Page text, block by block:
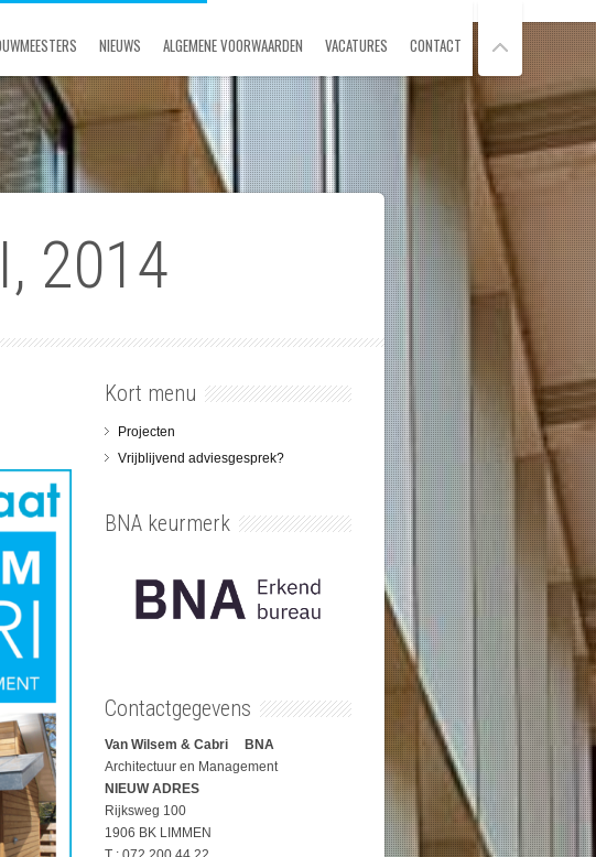
NIEUWS ALGEMENE VOORWAARDEN VACATURES CONTACT
2014
Kort menu
Projecten
Vrijblijvend adviesgesprek?
BNA keurmerk
Contactgegevens
Van Wilsem & Cabri BNA
Architectuur en Management
NIEUW ADRES
Rijksweg 100
1906 BK LIMMEN